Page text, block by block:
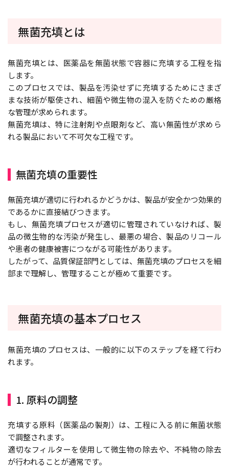
無菌充填とは
無菌充填とは、医薬品を無菌状態で容器に充填する工程を指
します。
このプロセスでは、製品を汚染せずに充填するためにさまざ
まな技術が駆使され、細菌や微生物の混入を防ぐための厳格
な管理が求められます。
無菌充填は、特に注射剤や点眼剤など、高い無菌性が求めら
れる製品において不可欠な工程です。
無菌充填の重要性
無菌充填が適切に行われるかどうかは、製品が安全かつ効果的
であるかに直接結びつきます。
もし、無菌充填プロセスが適切に管理されていなければ、製
品の微生物的な汚染が発生し、最悪の場合、製品のリコール
や患者の健康被害につながる可能性があります。
したがって、品質保証部門としては、無菌充填のプロセスを細
部まで理解し、管理することが極めて重要です。
無菌充填の基本プロセス
無菌充填のプロセスは、一般的に以下のステップを経て行わ
れます。
1. 原料の調整
充填する原料（医薬品の製剤）は、工程に入る前に無菌状態
で調整されます。
適切なフィルターを使用して微生物の除去や、不純物の除去
が行われることが通常です。